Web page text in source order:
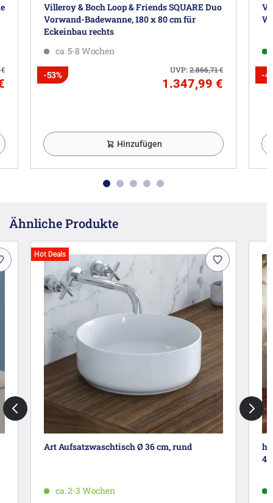
€
Villeroy & Boch Loop & Friends SQUARE Duo
Vorwand-Badewanne, 180 x 80 cm für
Eckeinbau rechts
ca. 5-8 Wochen
UVP:2.866,71€
-53%
1.347,99 €
Hinzufügen
-
Ähnliche Produkte
Hot Deals
Art Aufsatzwaschtisch Ø 36 cm, rund
ca. 2-3 Wochen